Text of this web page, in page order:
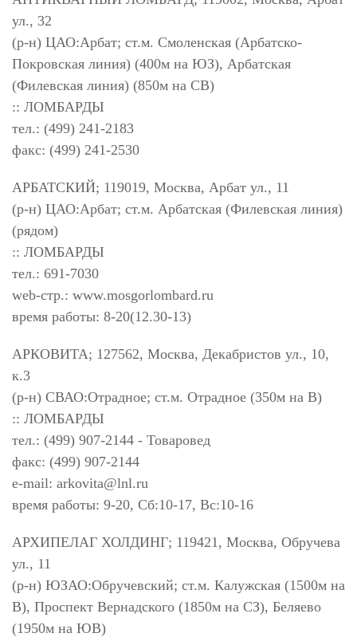
ул., 32
(р-н) ЦАО:Арбат; ст.м. Смоленская (Арбатско-
Покровская линия) (400м на ЮЗ), Арбатская
(Филевская линия) (850м на СВ)
:: ЛОМБАРДЫ
тел.: (499) 241-2183
факс: (499) 241-2530
АРБАТСКИЙ; 119019, Москва, Арбат ул., 11
(р-н) ЦАО:Арбат; ст.м. Арбатская (Филевская линия)
(рядом)
:: ЛОМБАРДЫ
тел.: 691-7030
web-стр.: www.mosgorlombard.ru
время работы: 8-20(12.30-13)
АРКОВИТА; 127562, Москва, Декабристов ул., 10,
к.3
(р-н) СВАО:Отрадное; ст.м. Отрадное (350м на В)
:: ЛОМБАРДЫ
тел.: (499) 907-2144 - Товаровед
факс: (499) 907-2144
e-mail: arkovita@lnl.ru
время работы: 9-20, Сб:10-17, Вс:10-16
АРХИПЕЛАГ ХОЛДИНГ; 119421, Москва, Обручева
ул., 11
(р-н) ЮЗАО:Обручевский; ст.м. Калужская (1500м на
В), Проспект Вернадского (1850м на СЗ), Беляево
(1950м на ЮВ)